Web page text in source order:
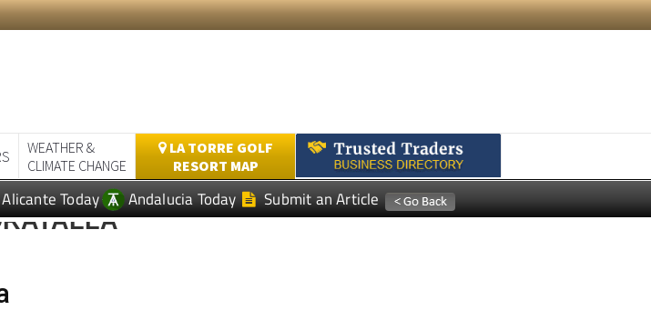
WEATHER &
CLIMATE CHANGE
LA TORRE GOLF
RESORT MAP
Alicante Today Andalucia Today Submit an Article